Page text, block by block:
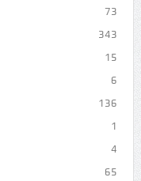
73
343
15
6
136
1
4
65